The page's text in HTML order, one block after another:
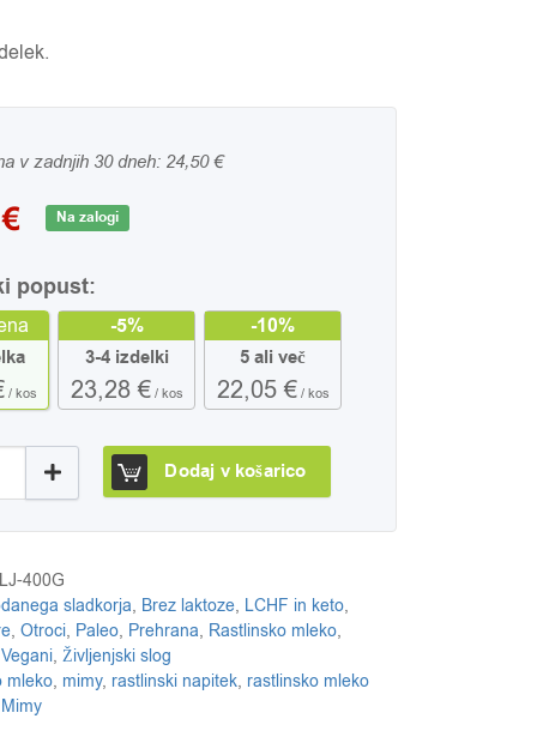
v zadnjih 30 dneh: 24,50€
€ Na zalogi
popust:
/ kos
-5%
3-4 izdelki
23,28 €/ kos
-10%
5 ali več
22,05 €/ kos
osnova, 400 g (za 5 - 8 litrov napitka)
Dodaj v košarico
400G
sladkorja, Brez laktoze, LCHF in keto,
,Otroci, Paleo, Prehrana, Rastlinsko mleko,
Vegani,Življenjski slog
mleko, mimy, rastlinski napitek, rastlinsko mleko
Mimy